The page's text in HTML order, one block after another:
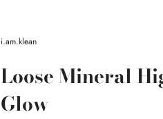
i.am.klean
Loose Mineral
Glow